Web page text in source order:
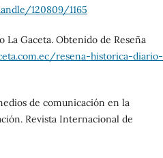
120809/1165
La Gaceta. Obtenido de Reseña
resena-historica-diario-
de comunicación en la
Revista Internacional de